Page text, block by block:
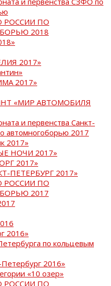
РОССИИ ПО
2018
2017»
2017»
«МИР АВТОМОБИЛЯ
и первенства Санкт-
автомногоборью 2017
2017»
НОЧИ 2017»
2017»
ПЕТЕРБУРГ 2017»
РОССИИ ПО
2017
2016»
по кольцевым
2016»
«10 озер»
РОССИИ ПО